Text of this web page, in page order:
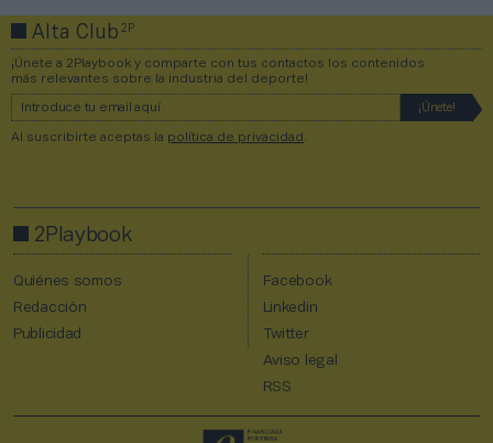
Alta Club2P
¡Únete a 2Playbook y comparte con tus contactos los contenidos
más relevantes sobre la industria del deporte!
Al suscribirte aceptas la política de privacidad .
2Playbook
Quiénes somos
Redacción
Publicidad
Facebook
Linkedin
Twitter
Aviso legal
RSS